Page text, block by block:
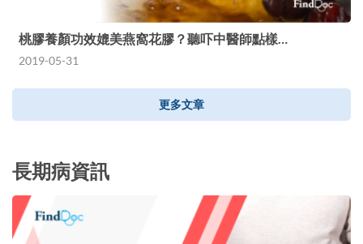
桃膠養顏功效媲美燕窩花膠？聽吓中醫師點樣…
2019-05-31
更多文章
長期病資訊